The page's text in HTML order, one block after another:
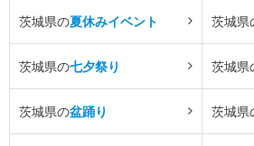
茨城県の夏休みイベント 茨城県
茨城県の七夕祭り 茨城県
茨城県の盆踊り 茨城県